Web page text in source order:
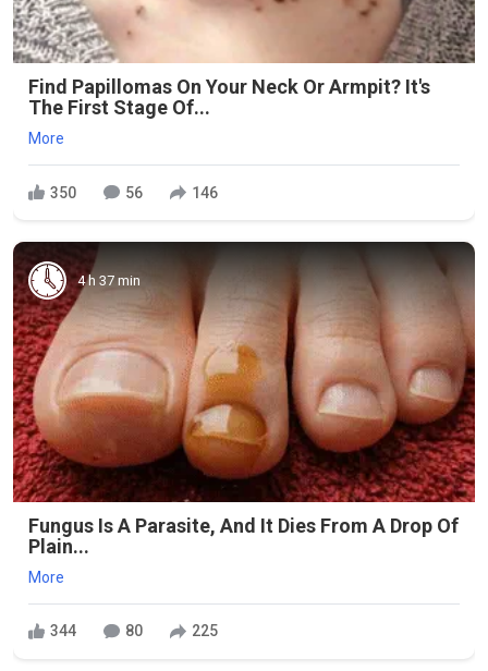
Find Papillomas On Your Neck Or Armpit? It's
The First Stage Of...
More
350 56 146
4 h 37 min
Fungus Is A Parasite, And It Dies From A Drop Of
Plain...
More
344 80 225